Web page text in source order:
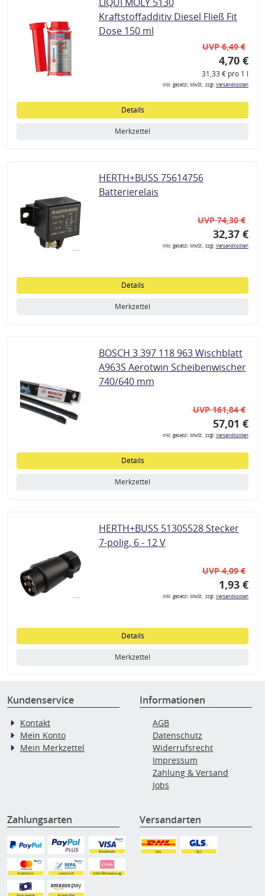
Kraftstoffadditiv Diesel Fließ Fit
Dose 150 ml
UVP 6,49 €
4,70 €
31,33 € pro 1 l
inkl. gesetzl. MwSt., zzgl.Versandkosten
Details
Merkzettel
HERTH+BUSS 75614756
Batterierelais
UVP 74,30 €
32,37 €
inkl. gesetzl. MwSt., zzgl.Versandkosten
Details
Merkzettel
BOSCH 3 397 118 963 Wischblatt
A963S Aerotwin Scheibenwischer
740/640 mm
UVP 161,84 €
57,01 €
inkl. gesetzl. MwSt., zzgl.Versandkosten
Details
Merkzettel
HERTH+BUSS 51305528 Stecker
7-polig, 6 - 12 V
UVP 4,09 €
1,93 €
inkl. gesetzl. MwSt., zzgl.Versandkosten
Details
Merkzettel
Kundenservice
Kontakt
Mein Konto
Mein Merkzettel
Informationen
AGB
Datenschutz
Widerrufsrecht
Impressum
Zahlung & Versand
Jobs
Zahlungsarten Versandarten